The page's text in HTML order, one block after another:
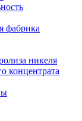
фабрика
никеля
концентрата